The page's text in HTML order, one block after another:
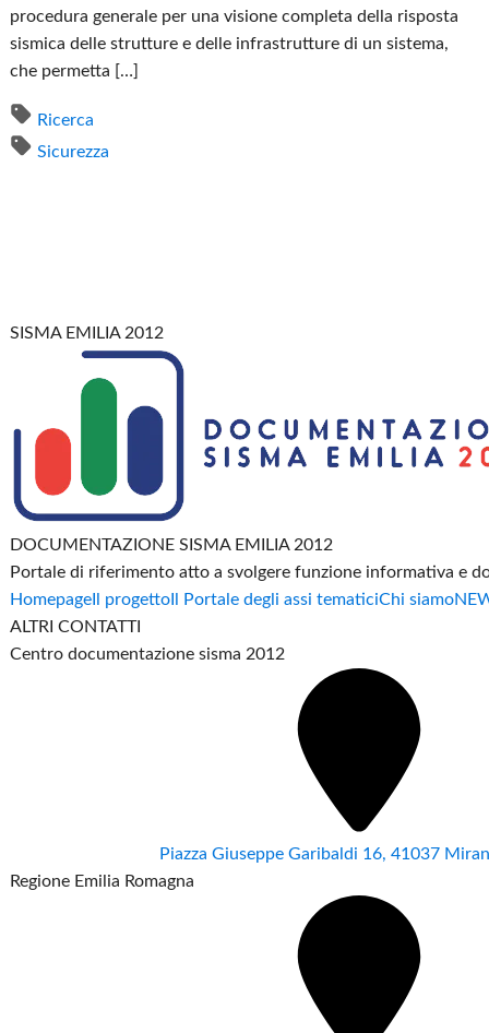
procedura generale per una visione completa della risposta
sismica delle strutture e delle infrastrutture di un sistema,
che permetta […]
Ricerca
Sicurezza
SISMA EMILIA 2012
DOCUMENTAZIONE SISMA EMILIA 2012
Portale di riferimento atto a svolgere funzione informativa e
Homepage Il progetto Il Portale degli assi tematiciChi siamo
ALTRI CONTATTI
Centro documentazione sisma 2012
Piazza Giuseppe Garibaldi 16, 41037
Regione Emilia Romagna